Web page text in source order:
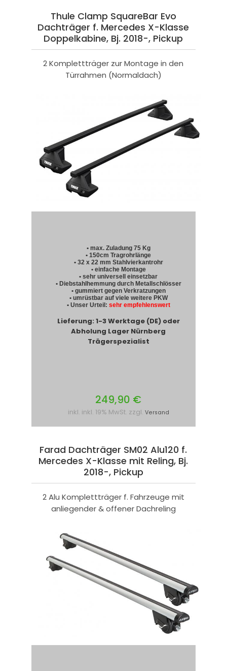
Thule Clamp SquareBar Evo
Dachträger f. Mercedes X-Klasse
Doppelkabine, Bj. 2018-, Pickup
2 Komplettträger zur Montage in den
Türrahmen (Normaldach)
• max. Zuladung 75 Kg
• 150cm Tragrohrlänge
• 32 x 22 mm Stahlvierkantrohr
• einfache Montage
• sehr universell einsetzbar
• Diebstahlhemmung durch Metallschlösser
• gummiert gegen Verkratzungen
• umrüstbar auf viele weitere PKW
• Unser Urteil: sehr empfehlenswert
Lieferung: 1-3 Werktage (DE) oder
Abholung Lager Nürnberg
Trägerspezialist
249,90 €
inkl. inkl. 19% MwSt. zzgl. Versand
Farad Dachträger SM02 Alu120 f.
Mercedes X-Klasse mit Reling, Bj.
2018-, Pickup
2 Alu Komplettträger f. Fahrzeuge mit
anliegender & offener Dachreling